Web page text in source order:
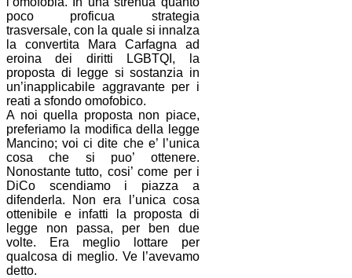
poco proficua strategia
trasversale, con la quale si innalza
la convertita Mara Carfagna ad
eroina dei diritti LGBTQI, la
proposta di legge si sostanzia in
un’inapplicabile aggravante per i
reati a sfondo omofobico.
A noi quella proposta non piace,
preferiamo la modifica della legge
Mancino; voi ci dite che e’ l’unica
cosa che si puo’ ottenere.
Nonostante tutto, cosi’ come per i
DiCo scendiamo i piazza a
difenderla. Non era l’unica cosa
ottenibile e infatti la proposta di
legge non passa, per ben due
volte. Era meglio lottare per
qualcosa di meglio. Ve l’avevamo
detto.